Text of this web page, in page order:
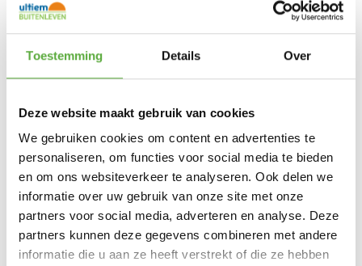
Toestemming Details Over
Deze website maakt gebruik van cookies
We gebruiken cookies om content en advertenties te
personaliseren, om functies voor social media te bieden
en om ons websiteverkeer te analyseren. Ook delen we
informatie over uw gebruik van onze site met onze
partners voor social media, adverteren en analyse. Deze
partners kunnen deze gegevens combineren met andere
informatie die u aan ze heeft verstrekt of die ze hebben
Zit hoogte
44 cm
Zit diepte
Arm hoogte
67 cm
SKU
11.681.008
Productkleur
Carbon Black